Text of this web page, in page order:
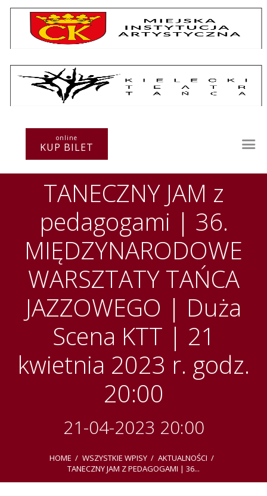
online
KUP BILET
TANECZNY JAM z
pedagogami | 36.
MIĘDZYNARODOWE
WARSZTATY TAŃCA
JAZZOWEGO | Duża
Scena KTT | 21
kwietnia 2023 r. godz.
20:00
21-04-2023 20:00
HOME WSZYSTKIE WPISY
AKTUALNOŚCI
TANECZNY JAM Z PEDAGOGAMI | 36...
Repertuar
Warsztaty
Kurs instruktorski
Sprawozdania